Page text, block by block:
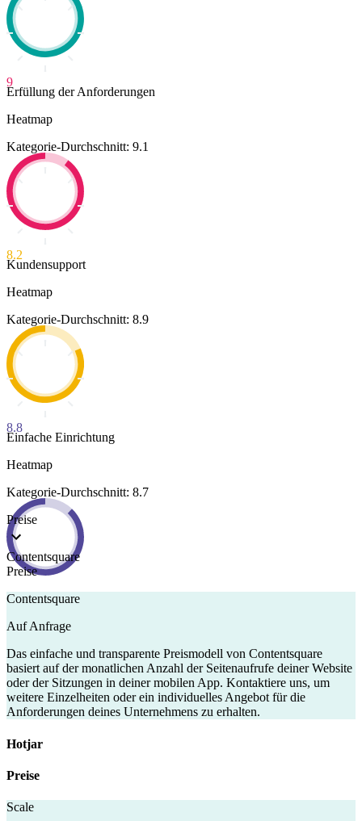
9
Erfüllung der Anforderungen
Heatmap
Kategorie-Durchschnitt: 9.1
8.2
Kundensupport
Heatmap
Kategorie-Durchschnitt: 8.9
8.8
Einfache Einrichtung
Heatmap
Kategorie-Durchschnitt: 8.7
Preise
Contentsquare
Preise
Contentsquare
Auf Anfrage
Das einfache und transparente Preismodell von Contentsquare
basiert auf der monatlichen Anzahl der Seitenaufrufe deiner Website
oder der Sitzungen in deiner mobilen App. Kontaktiere uns, um
weitere Einzelheiten oder ein individuelles Angebot für die
Anforderungen deines Unternehmens zu erhalten.
Hotjar
Preise
Scale